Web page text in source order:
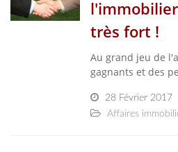
très fort !
Au grand jeu de
gagnants et des
28 Février 2017
Affaires